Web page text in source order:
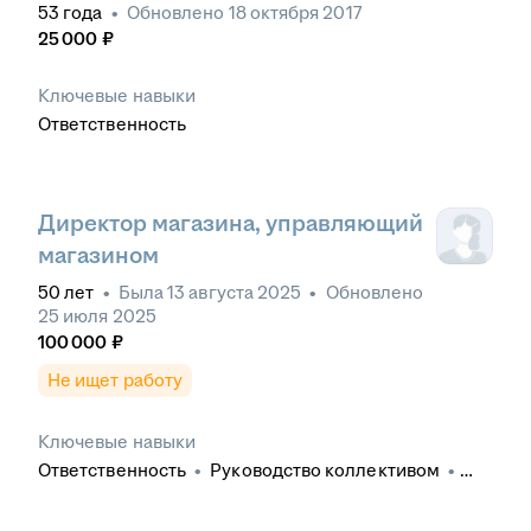
53 года • Обновлено 18 октября 2017
25 000 ₽
Ключевые навыки
Ответственность
Директор магазина, управляющий
магазином
50 лет • Была13 августа 2025 • Обновлено
25 июля 2025
100 000 ₽
Не ищет работу
Ключевые навыки
Ответственность • Руководство коллективом •